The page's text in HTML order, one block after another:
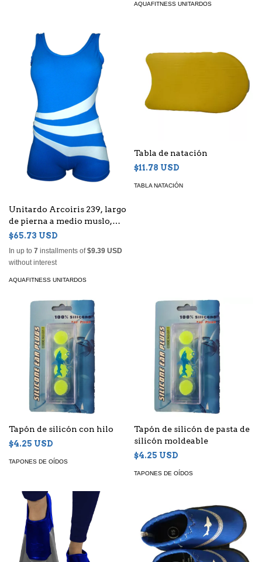
AQUAFITNESS UNITARDOS
Unitardo Arcoiris 239, largo
de pierna a medio muslo,
ideal para realizar ejercicios
comodidad.
$65.73 USD
In up to 7 installments of$9.39 USD
without interest
AQUAFITNESS UNITARDOS
Tabla de natación
$11.78 USD
TABLA NATACIÓN
Tapón de silicón con hilo
$4.25 USD
TAPONES DE OÍDOS
Tapón de silicón de pasta de
silicón moldeable
$4.25 USD
TAPONES DE OÍDOS